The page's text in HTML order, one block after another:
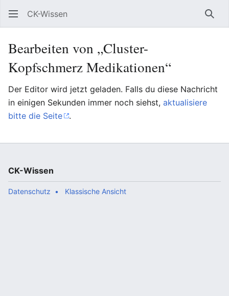
CK-Wissen
Bearbeiten von „Cluster-
Kopfschmerz Medikationen“
Der Editor wird jetzt geladen. Falls du diese Nachricht
in einigen Sekunden immer noch siehst, aktualisiere
bitte die Seite
.
CK-Wissen
Datenschutz Klassische Ansicht